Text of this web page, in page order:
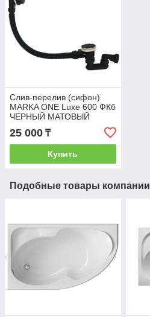
Слив-перелив (сифон)
MARKA ONE Luxe 600 ФКб
ЧЕРНЫЙ МАТОВЫЙ
25 000 ₸
Купить
Подобные товары компании